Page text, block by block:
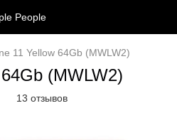
11 Yellow 64Gb (MWLW2)
(MWLW2)
13 отзывов